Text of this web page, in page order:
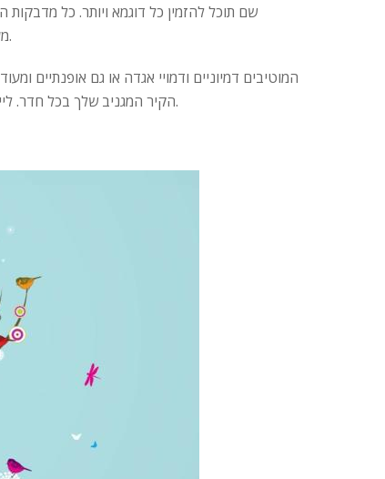
מעצבים עצמאיים מרחבי העולם ומעוצבות בצבעים בהירים ומושתקים או ניטרליים.
המוטיבים דמיוניים ודמויי אגדה או גם אופנתיים
הקיר המגניב שלך בכל חדר.ולתת לקירות שלך מגע טרי ורענן.